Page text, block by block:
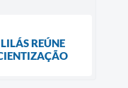
REÚNE